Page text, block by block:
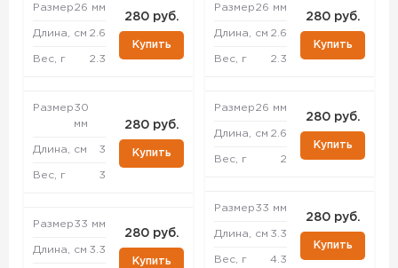
Размер26 мм
Длина, см 2.6
Вес, г 2.3
280 руб.
Купить
Размер30
мм
Длина, см 3
Вес, г 3
280 руб.
Купить
Размер33 мм
Длина, см 3.3
280 руб.
Купить
Размер26 мм
Длина, см 2.6
Вес, г 2.3
280 руб.
Купить
Размер26 мм
Длина, см 2.6
Вес, г 2
280 руб.
Купить
Размер33 мм
Длина, см 3.3
Вес, г 4.3
280 руб.
Купить